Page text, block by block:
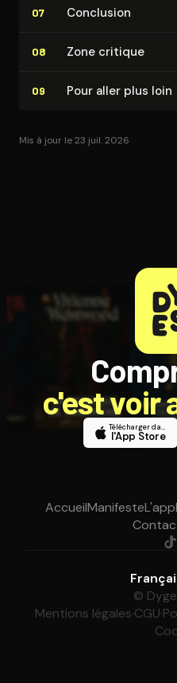
07 Conclusion
08 Zone critique
09 Pour aller plus loin
Mis à jour le 23 juil. 2026
c'est voir
Télécharger dans
l'App Store
AccueilManifesteL'app
©
Mentions légales·CGU·